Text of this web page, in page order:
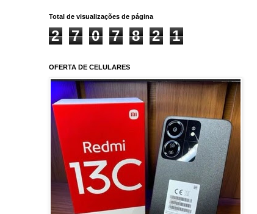
Total de visualizações de página
2 7 0 7 8 2 1
OFERTA DE CELULARES